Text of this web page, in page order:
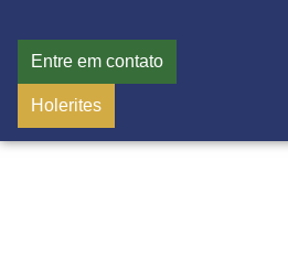
Entre em contato
Holerites